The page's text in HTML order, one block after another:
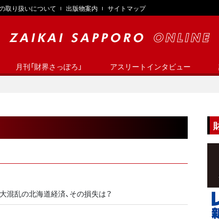
取り扱いについて 出版物案内 サイトマップ
月刊「財界さっぽろ」 アスリートインタビュー
混乱の北海道経済、その損失は？